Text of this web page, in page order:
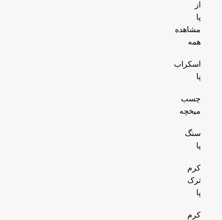
از
پا
مشاهده
همه
اسکراب
پا
چسب
میخچه
سنگ
پا
کرم
ترک
پا
کرم